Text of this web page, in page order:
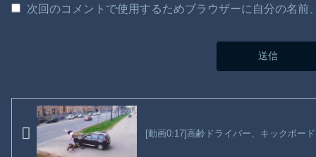
次回のコメントで使用するためブラウザーに自分の名
[動画0:17]高齢ドライバー、キックボー